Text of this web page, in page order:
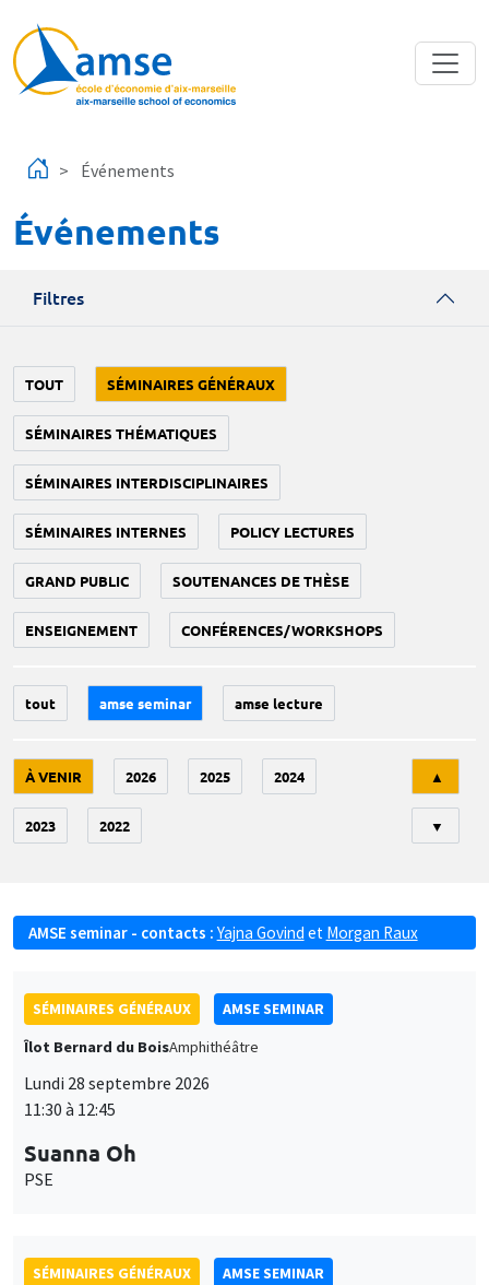
Événements
Événements
Filtres
TOUT SÉMINAIRES GÉNÉRAUX
SÉMINAIRES THÉMATIQUES
SÉMINAIRES INTERDISCIPLINAIRES
SÉMINAIRES INTERNES POLICY LECTURES
GRAND PUBLIC SOUTENANCES DE THÈSE
ENSEIGNEMENT CONFÉRENCES/WORKSHOPS
tout amse seminar amse lecture
À VENIR 2026 2025 2024
2023 2022
▲
▼
AMSE seminar - contacts : Yajna Govind et Morgan Raux
SÉMINAIRES GÉNÉRAUX
AMSE SEMINAR
Îlot Bernard du BoisAmphithéâtre
Lundi 28 septembre 2026
11:30 à 12:45
Suanna Oh
PSE
SÉMINAIRES GÉNÉRAUX
AMSE SEMINAR